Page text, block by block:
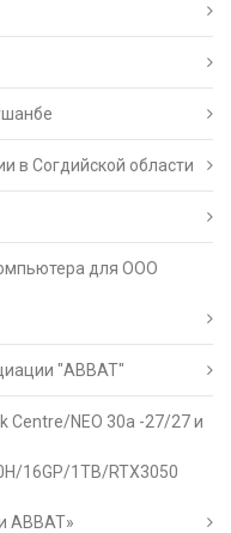
в Согдийской области
для ООО
"АВВАТ"
Centre/NEO 30a -27/27 и
16GP/1TB/RTX3050
АВВАТ»